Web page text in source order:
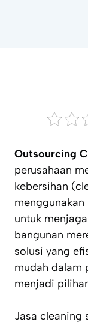
Outsourcing
perusahaan
kebersihan
untuk
bangunan
solusi yang
mudah dalam
menjadi
Jasa cleaning